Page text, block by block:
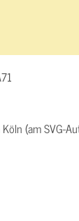
(am SVG-